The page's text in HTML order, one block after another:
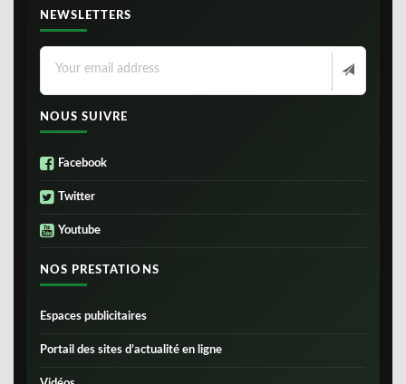
NEWSLETTERS
NOUS SUIVRE
Facebook
Twitter
Youtube
NOS PRESTATIONS
Espaces publicitaires
Portail des sites d’actualité en ligne